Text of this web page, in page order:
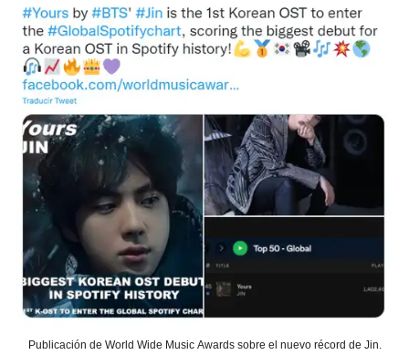
Publicación de World Wide Music Awards sobre el nuevo récord de Jin.